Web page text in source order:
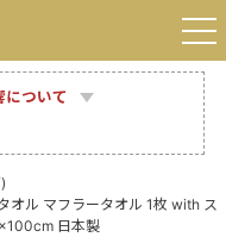
について
オル マフラータオル 1枚 with ス
日本製